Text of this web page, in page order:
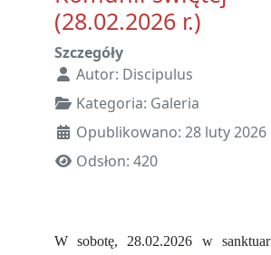
(28.02.2026 r.)
Szczegóły
Autor: Discipulus
Kategoria: Galeria
Opublikowano: 28 luty 2026
Odsłon: 420
W sobotę, 28.02.2026 w